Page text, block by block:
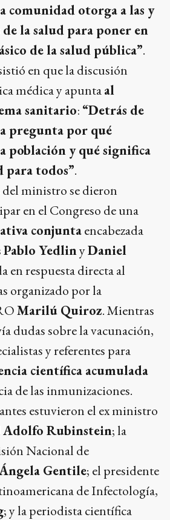
comunidad otorga a las y
la salud para poner en
de la salud pública”.
en que la discusión
médica y apuntaal
sanitario: “Detrás de
pregunta por qué
población y qué significa
para todos”.
del ministro se dieron
en el Congreso de una
conjuntaencabezada
Pablo YedlinyDaniel
en respuesta directa al
organizado por la
Marilú Quiroz. Mientras
dudas sobre la vacunación,
y referentes para
científica acumulada
de las inmunizaciones.
estuvieron el ex ministro
Adolfo Rubinstein; la
Nacional de
Gentile; el presidente
de Infectología,
; y la periodista científica